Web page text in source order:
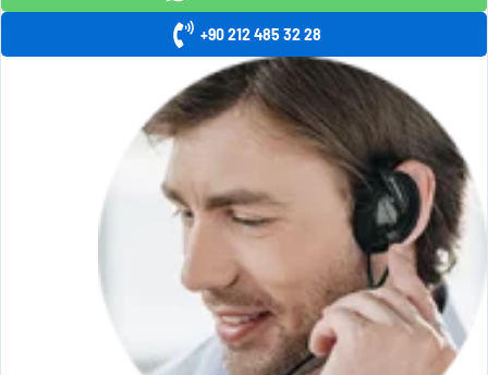
+90 212 485 32 28